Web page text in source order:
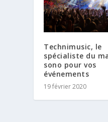
Technimusic, le
spécialiste du
sono pour vos
événements
19 février 2020